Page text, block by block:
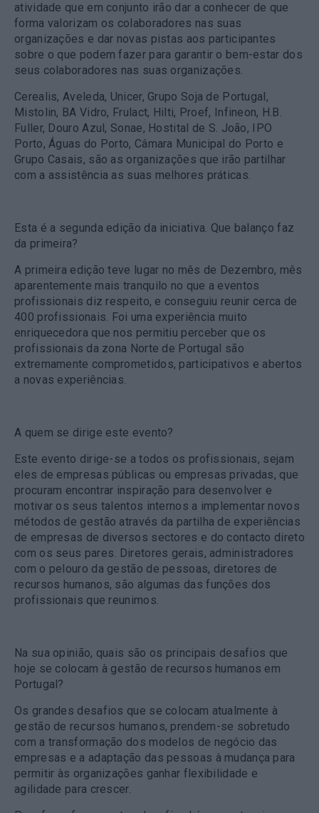
atividade que em conjunto irão dar a conhecer de que
forma valorizam os colaboradores nas suas
organizações e dar novas pistas aos participantes
sobre o que podem fazer para garantir o bem-estar dos
seus colaboradores nas suas organizações.
Cerealis, Aveleda, Unicer, Grupo Soja de Portugal,
Mistolin, BA Vidro, Frulact, Hilti, Proef, Infineon, H.B.
Fuller, Douro Azul, Sonae, Hostital de S. João, IPO
Porto, Águas do Porto, Câmara Municipal do Porto e
Grupo Casais, são as organizações que irão partilhar
com a assistência as suas melhores práticas.
Esta é a segunda edição da iniciativa. Que balanço faz
da primeira?
A primeira edição teve lugar no mês de Dezembro, mês
aparentemente mais tranquilo no que a eventos
profissionais diz respeito, e conseguiu reunir cerca de
400 profissionais. Foi uma experiência muito
enriquecedora que nos permitiu perceber que os
profissionais da zona Norte de Portugal são
extremamente comprometidos, participativos e abertos
a novas experiências.
A quem se dirige este evento?
Este evento dirige-se a todos os profissionais, sejam
eles de empresas públicas ou empresas privadas, que
procuram encontrar inspiração para desenvolver e
motivar os seus talentos internos a implementar novos
métodos de gestão através da partilha de experiências
de empresas de diversos sectores e do contacto direto
com os seus pares. Diretores gerais, administradores
com o pelouro da gestão de pessoas, diretores de
recursos humanos, são algumas das funções dos
profissionais que reunimos.
Na sua opinião, quais são os principais desafios que
hoje se colocam à gestão de recursos humanos em
Portugal?
Os grandes desafios que se colocam atualmente à
gestão de recursos humanos, prendem-se sobretudo
com a transformação dos modelos de negócio das
empresas e a adaptação das pessoas à mudança para
permitir às organizações ganhar flexibilidade e
agilidade para crescer.